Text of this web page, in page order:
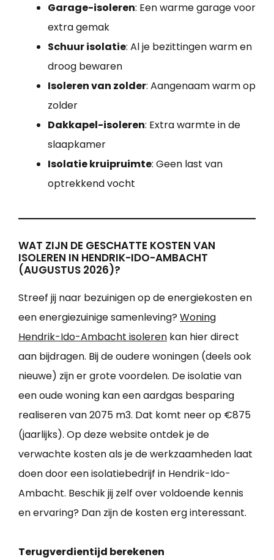
Garage-isoleren: Een warme garage voor
extra gemak
Schuur isolatie: Al je bezittingen warm en
droog bewaren
Isoleren van zolder: Aangenaam warm op
zolder
Dakkapel-isoleren: Extra warmte in de
slaapkamer
Isolatie kruipruimte: Geen last van
optrekkend vocht
WAT ZIJN DE GESCHATTE KOSTEN VAN
ISOLEREN IN HENDRIK-IDO-AMBACHT
(AUGUSTUS 2026)?
Streef jij naar bezuinigen op de energiekosten en
een energiezuinige samenleving? Woning
Hendrik-Ido-Ambacht isoleren kan hier direct
aan bijdragen. Bij de oudere woningen (deels ook
nieuwe) zijn er grote voordelen. De isolatie van
een oude woning kan een aardgas besparing
realiseren van 2075 m3. Dat komt neer op €875
(jaarlijks). Op deze website ontdek je de
verwachte kosten als je de werkzaamheden laat
doen door een isolatiebedrijf in Hendrik-Ido-
Ambacht. Beschik jij zelf over voldoende kennis
en ervaring? Dan zijn de kosten erg interessant.
Terugverdientijd berekenen